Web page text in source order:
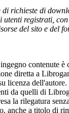
richieste di
registrati,
del sito e
contenute
diretta a
licenza
da quelli di
la rilegatura
anche a titolo di